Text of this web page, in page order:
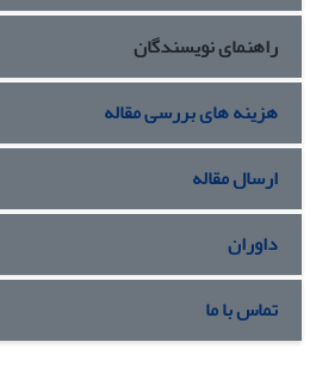
راهنمای نویسندگان
هزینه های بررسی مقاله
ارسال مقاله
داوران
تماس با ما